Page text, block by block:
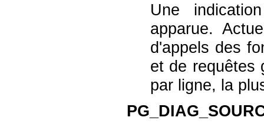
Une
apparue.
d'appels des
et de requêtes
par ligne, la